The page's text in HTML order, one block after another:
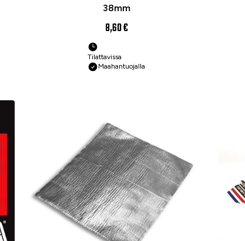
38mm
8,60 €
Tilattavissa
Maahantuojalla